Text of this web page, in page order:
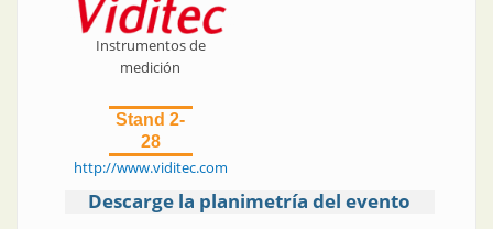
Instrumentos de
medición
Stand 2-
28
http://www.viditec.com
Descarge la planimetría del evento